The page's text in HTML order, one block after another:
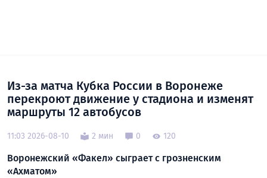
Из-за матча Кубка России в Воронеже
перекроют движение у стадиона и изменят
маршруты 12 автобусов
11:03 2026-08-10 2 мин 0 120
Воронежский «Факел» сыграет с грозненским
«Ахматом»